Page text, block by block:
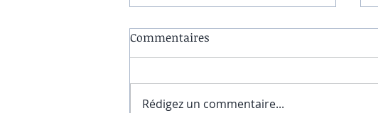
Commentaires
Rédigez un commentaire...